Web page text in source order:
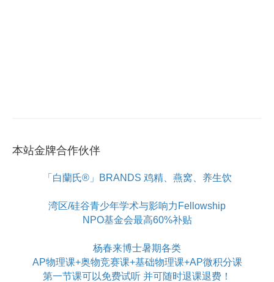
本站金牌合作伙伴
「白蘭氏®」BRANDS 鸡精、燕窝、养生饮
湾区/硅谷青少年学术与影响力Fellowship
NPO基金会最高60%补贴
杨春来博士暑期各类
AP物理课+奥物竞赛课+基础物理课+AP微积分课
第一节课可以免费试听 并可随时退课退费！